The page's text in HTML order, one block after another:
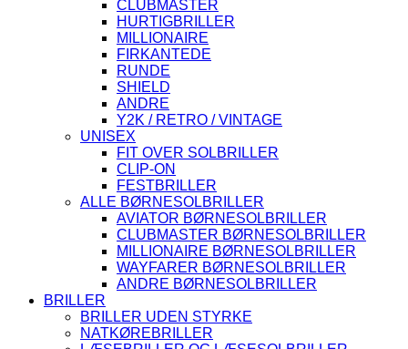
CLUBMASTER
HURTIGBRILLER
MILLIONAIRE
FIRKANTEDE
RUNDE
SHIELD
ANDRE
Y2K / RETRO / VINTAGE
UNISEX
FIT OVER SOLBRILLER
CLIP-ON
FESTBRILLER
ALLE BØRNESOLBRILLER
AVIATOR BØRNESOLBRILLER
CLUBMASTER BØRNESOLBRILLER
MILLIONAIRE BØRNESOLBRILLER
WAYFARER BØRNESOLBRILLER
ANDRE BØRNESOLBRILLER
BRILLER
BRILLER UDEN STYRKE
NATKØREBRILLER